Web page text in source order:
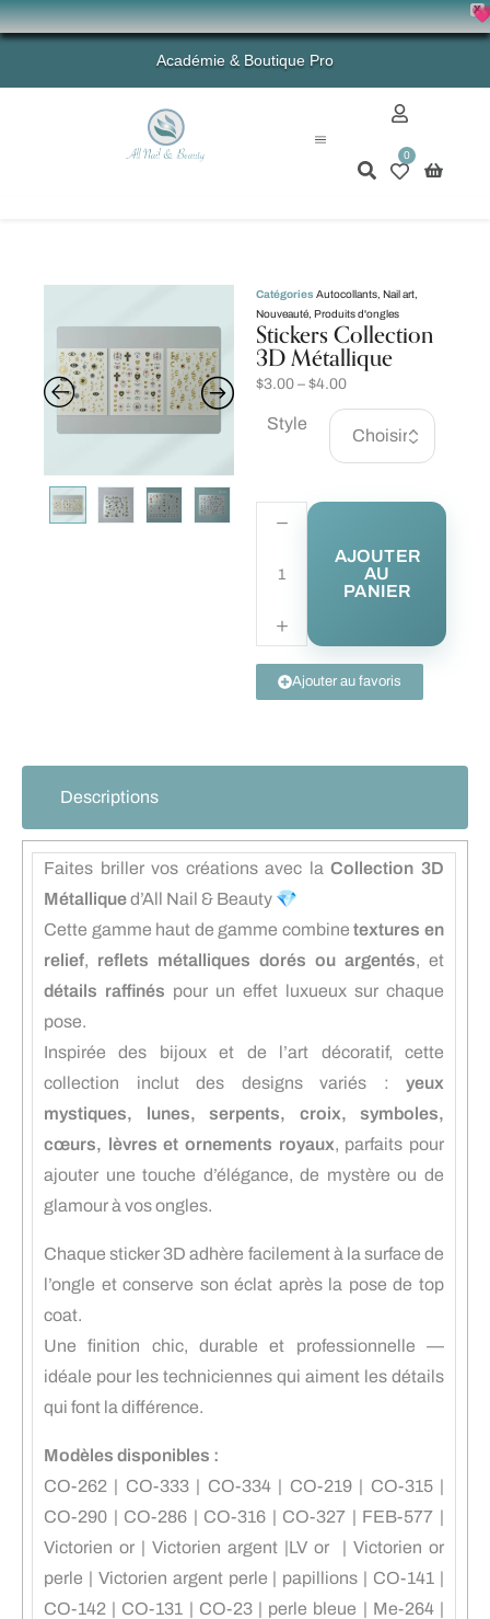
X
💗 -
Académie & Boutique Pro
0
Catégories Autocollants Nail art
Nouveauté Produits d'ongles
Stickers Collection
3D Métallique
$3.00 – $4.00
Style
AJOUTER
AU
PANIER
Ajouter au favoris
Descriptions
Faites briller vos créations avec laCollection 3D
Métalliqued’All Nail & Beauty 💎
Cette gamme haut de gamme combinetextures en
relief, reflets métalliques dorés ou argentés, et
détails raffinés pour un effet luxueux sur chaque
pose.
Inspirée des bijoux et de l’art décoratif, cette
collection inclut des designs variés : yeux
mystiques, lunes, serpents, croix, symboles,
cœurs, lèvres et ornements royaux, parfaits pour
ajouter une touche d’élégance, de mystère ou de
glamour à vos ongles.
Chaque sticker 3D adhère facilement à la surface de
l’ongle et conserve son éclat après la pose de top
coat.
Une finition chic, durable et professionnelle —
idéale pour les techniciennes qui aiment les détails
qui font la différence.
Modèles disponibles :
CO-262 | CO-333 | CO-334 | CO-219 | CO-315 |
CO-290 | CO-286 | CO-316 | CO-327 | FEB-577 |
Victorien or | Victorien argent |LV or | Victorien or
perle | Victorien argent perle | papillions | CO-141 |
CO-142 | CO-131 | CO-23 | perle bleue | Me-264 |